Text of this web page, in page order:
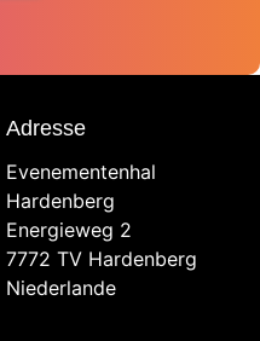
Adresse
Evenementenhal
Hardenberg
Energieweg 2
7772 TV Hardenberg
Niederlande